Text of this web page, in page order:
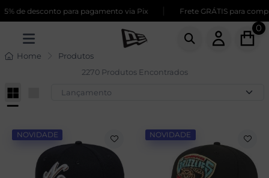
desconto para pagamento via Pix | Frete GRÁTIS para compras
0
Home Produtos
2270 Produtos Encontrados
NOVIDADE NOVIDADE